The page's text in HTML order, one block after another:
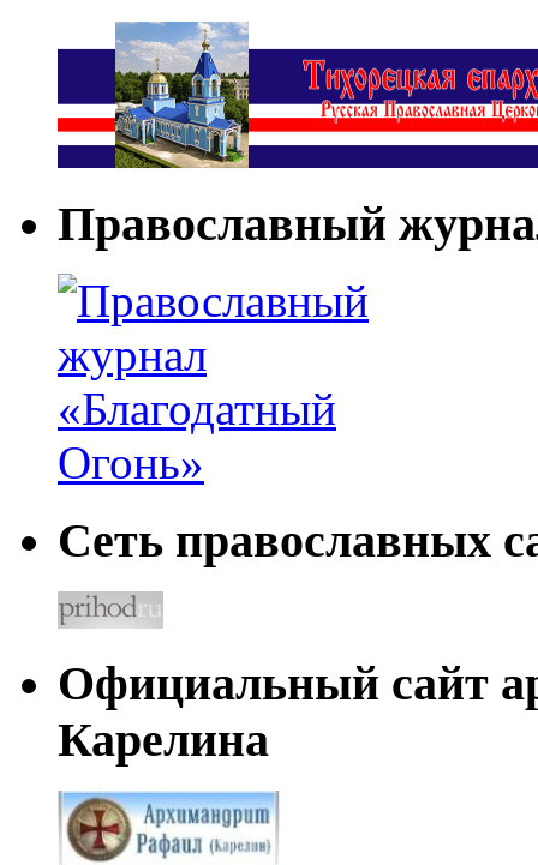
Православный
Сеть православных
Официальный сайт
Карелина